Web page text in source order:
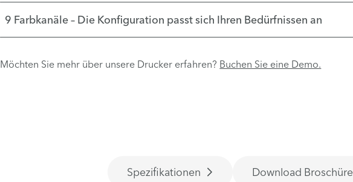
9 Farbkanäle – Die Konfiguration passt sich Ihren Bedürfnissen an
Möchten Sie mehr über unsere Drucker erfahren? Buchen Sie eine Demo.
Spezifikationen Download Broschüre